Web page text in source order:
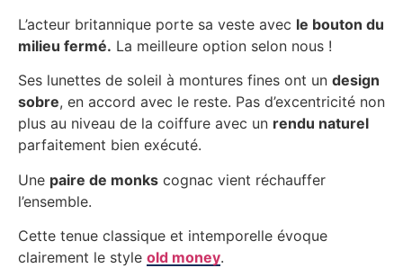
L’acteur britannique porte sa veste avec le bouton du
milieu fermé. La meilleure option selon nous !
Ses lunettes de soleil à montures fines ont un design
sobre, en accord avec le reste. Pas d’excentricité non
plus au niveau de la coiffure avec un rendu naturel
parfaitement bien exécuté.
Une paire de monks cognac vient réchauffer
l’ensemble.
Cette tenue classique et intemporelle évoque
clairement le style old money.